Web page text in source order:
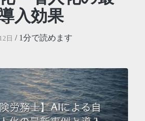
入効果
日 / 1分で読めます